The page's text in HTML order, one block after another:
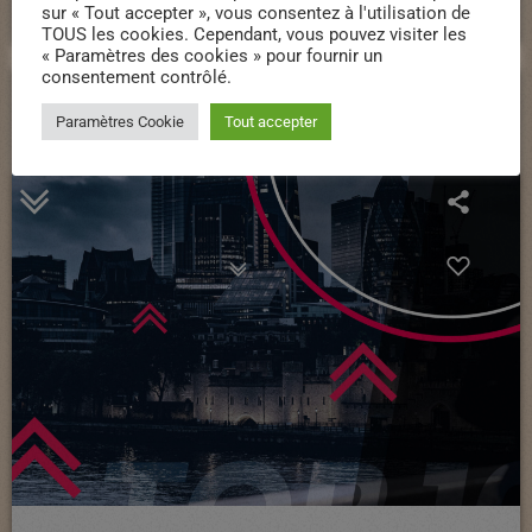
sur « Tout accepter », vous consentez à l'utilisation de
TOUS les cookies. Cependant, vous pouvez visiter les
« Paramètres des cookies » pour fournir un
consentement contrôlé.
Paramètres Cookie Tout accepter